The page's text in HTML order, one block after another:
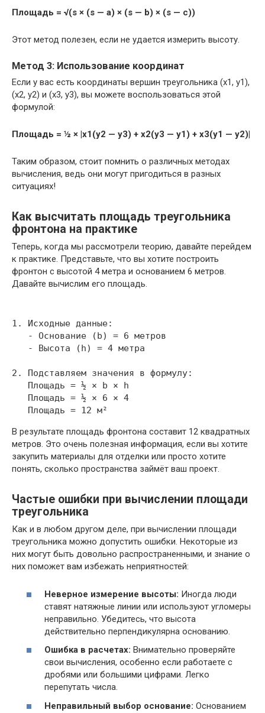
Площадь = √(s × (s — a) × (s — b) × (s — c))
Этот метод полезен, если не удается измерить высоту.
Метод 3: Использование координат
Если у вас есть координаты вершин треугольника (x1, y1),
(x2, y2) и (x3, y3), вы можете воспользоваться этой
формулой:
Площадь = ½ × |x1(y2 — y3) + x2(y3 — y1) + x3(y1 — y2)|
Таким образом, стоит помнить о различных методах
вычисления, ведь они могут пригодиться в разных
ситуациях!
Как высчитать площадь треугольника
фронтона на практике
Теперь, когда мы рассмотрели теорию, давайте перейдем
к практике. Представьте, что вы хотите построить
фронтон с высотой 4 метра и основанием 6 метров.
Давайте вычислим его площадь.
1. Исходные данные:
   - Основание (b) = 6 метров
   - Высота (h) = 4 метра
2. Подставляем значения в формулу:
   Площадь = ½ × b × h
   Площадь = ½ × 6 × 4
В результате площадь фронтона составит 12 квадратных
метров. Это очень полезная информация, если вы хотите
закупить материалы для отделки или просто хотите
понять, сколько пространства займёт ваш проект.
Частые ошибки при вычислении площади
треугольника
Как и в любом другом деле, при вычислении площади
треугольника можно допустить ошибки. Некоторые из
них могут быть довольно распространенными, и знание о
них поможет вам избежать неприятностей:
Неверное измерение высоты: Иногда люди
ставят натяжные линии или используют угломеры
неправильно. Убедитесь, что высота
действительно перпендикулярна основанию.
Ошибка в расчетах: Внимательно проверяйте
свои вычисления, особенно если работаете с
дробями или большими цифрами. Легко
перепутать числа.
Неправильный выбор основание: Основанием